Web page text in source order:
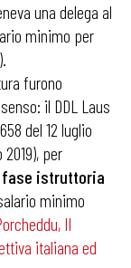
una delega al
minimo per
furono
il DDL Laus
del 12 luglio
2019), per
fase istruttoria
minimo
Il
italiana ed